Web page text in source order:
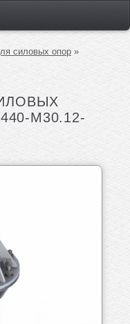
силовых опор »
М30.12-